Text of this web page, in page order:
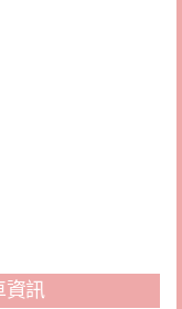
資訊